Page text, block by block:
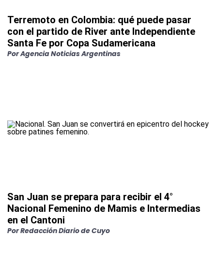
Terremoto en Colombia: qué puede pasar
con el partido de River ante Independiente
Santa Fe por Copa Sudamericana
PorAgencia Noticias Argentinas
San Juan se prepara para recibir el 4°
Nacional Femenino de Mamis e Intermedias
en el Cantoni
PorRedacción Diario de Cuyo